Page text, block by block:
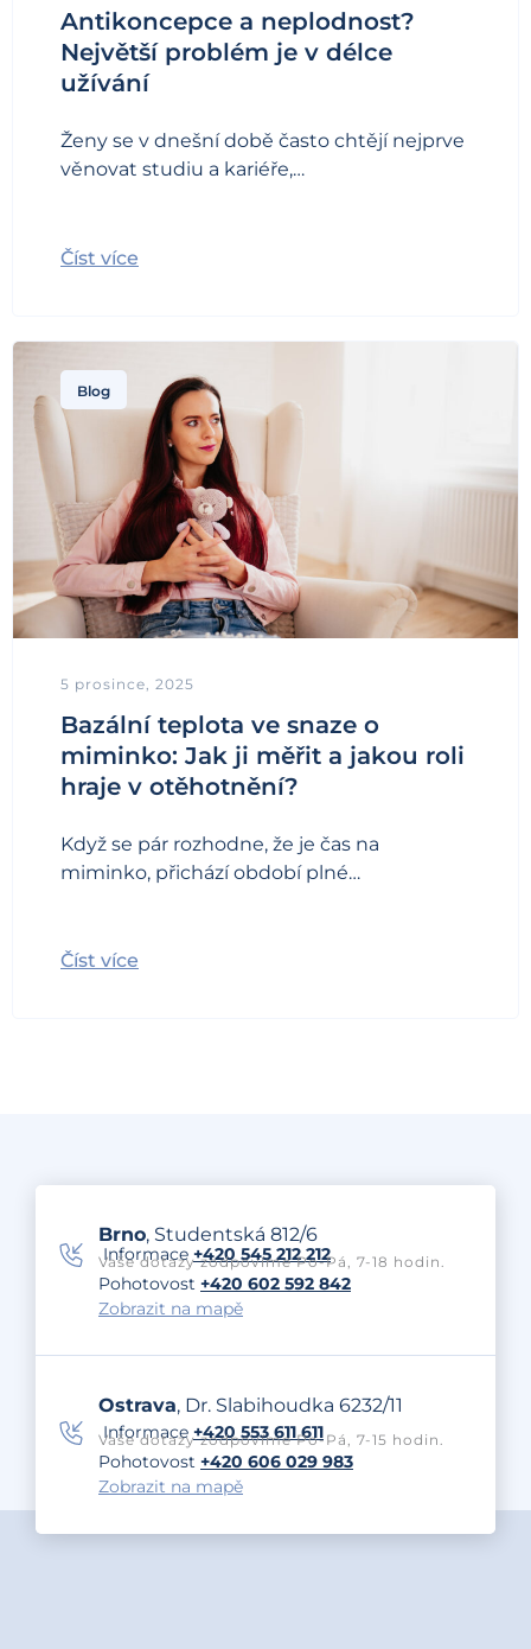
Antikoncepce a neplodnost?
Největší problém je v délce
užívání
Ženy se v dnešní době často chtějí nejprve
věnovat studiu a kariéře,…
Číst více
Blog
5 prosince, 2025
Bazální teplota ve snaze o
miminko: Jak ji měřit a jakou roli
hraje v otěhotnění?
Když se pár rozhodne, že je čas na
miminko, přichází období plné…
Číst více
Brno, Studentská 812/6
Informace +420 545 212 212
Vaše dotazy zodpovíme Po-Pá, 7-18 hodin.
Pohotovost +420 602 592 842
Zobrazit na mapě
Ostrava, Dr. Slabihoudka 6232/11
Informace +420 553 611 611
Vaše dotazy zodpovíme Po-Pá, 7-15 hodin.
Pohotovost +420 606 029 983
Zobrazit na mapě